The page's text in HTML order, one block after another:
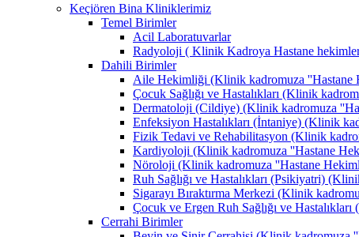
Keçiören Bina Kliniklerimiz
Temel Birimler
Acil Laboratuvarlar
Radyoloji ( Klinik Kadroya Hastane
Dahili Birimler
Aile Hekimliği (Klinik kadromuza ''Hastane
Çocuk Sağlığı ve Hastalıkları (Klinik
Dermatoloji (Cildiye) (Klinik kadromuza
Enfeksiyon Hastalıkları (İntaniye) (Klinik
Fizik Tedavi ve Rehabilitasyon (Klinik
Kardiyoloji (Klinik kadromuza ''Hastane
Nöroloji (Klinik kadromuza ''Hastane
Ruh Sağlığı ve Hastalıkları (Psikiyatri)
Sigarayı Bıraktırma Merkezi (Klinik
Çocuk ve Ergen Ruh Sağlığı ve
Cerrahi Birimler